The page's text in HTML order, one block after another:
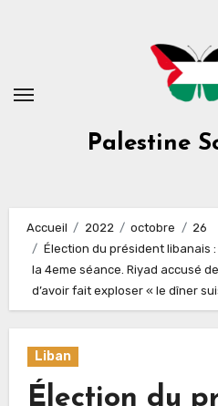
Palestine
Accueil 2022 octobre
26
Élection du président libanais
la 4eme séance. Riyad accusé
d’avoir fait exploser « le dîner
Liban
Élection du